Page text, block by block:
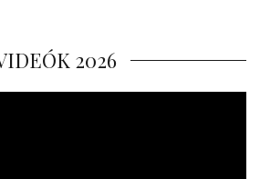
2026